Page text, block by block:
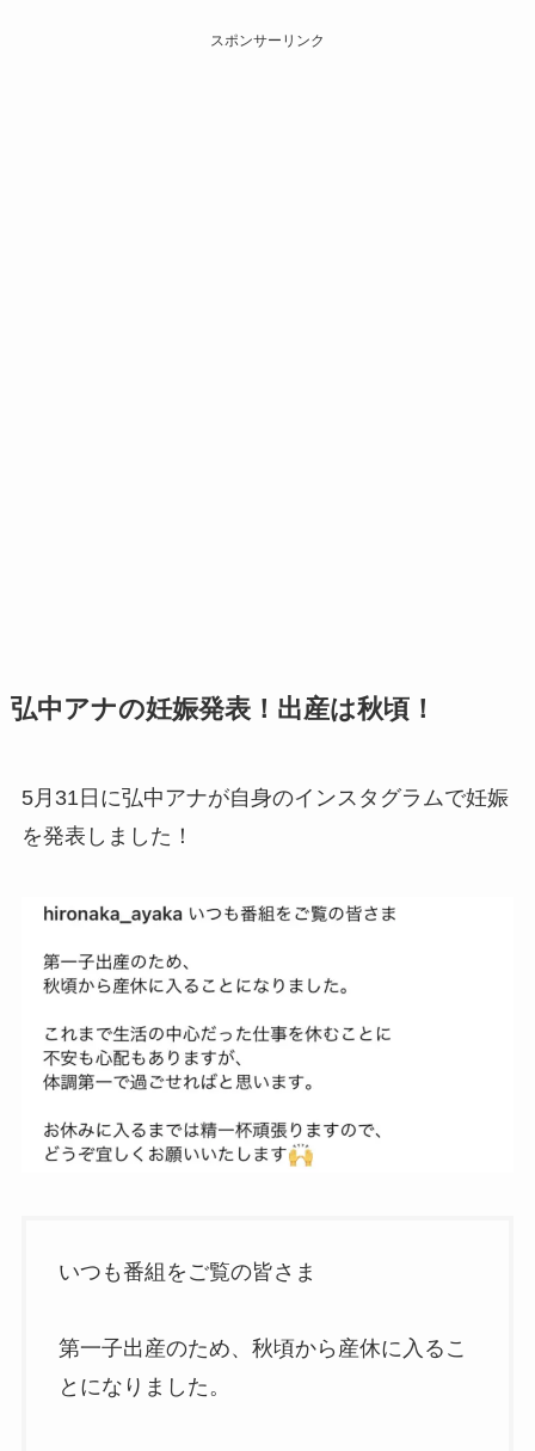
スポンサーリンク
弘中アナの妊娠発表！出産は秋頃！
5月31日に弘中アナが自身のインスタグラムで妊娠
を発表しました！
いつも番組をご覧の皆さま
第一子出産のため、秋頃から産休に入るこ
とになりました。